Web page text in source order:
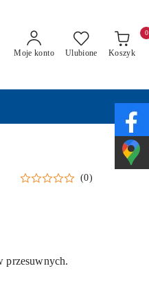
Moje konto Ulubione Koszyk
0
(0)
przesuwnych.